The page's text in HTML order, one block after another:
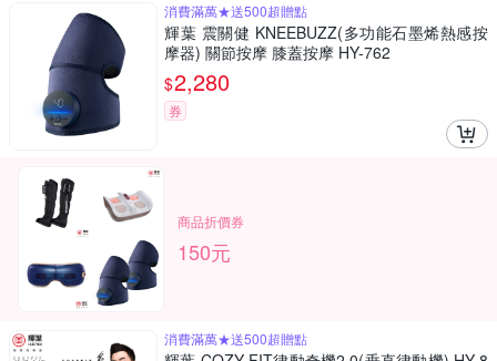
消費滿萬★送500超贈點
輝葉 震關健 KNEEBUZZ(多功能石墨烯熱感按
摩器) 關節按摩 膝蓋按摩 HY-762
$2,280
券
商品折價券
150元
消費滿萬★送500超贈點